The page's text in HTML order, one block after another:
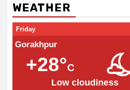
WEATHER
Friday
Gorakhpur
+28°C
Low cloudiness